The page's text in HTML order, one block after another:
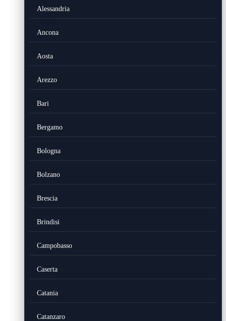
Alessandria
Ancona
Aosta
Arezzo
Bari
Bergamo
Bologna
Bolzano
Brescia
Brindisi
Campobasso
Caserta
Catania
Catanzaro